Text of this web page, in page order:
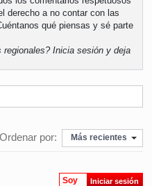
derecho a no contar con las
qué piensas y sé parte
regionales?Inicia sesión y deja
Ordenar por: Más recientes
Soy Iniciar sesión